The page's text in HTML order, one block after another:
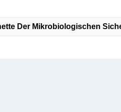
Der Mikrobiologischen